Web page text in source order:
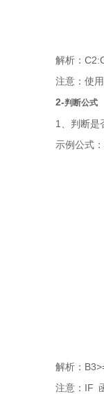
解析：
注意：使用
2-判断公式
1、判断是
示例公式：
解析：B3>=6
注意：IF 函